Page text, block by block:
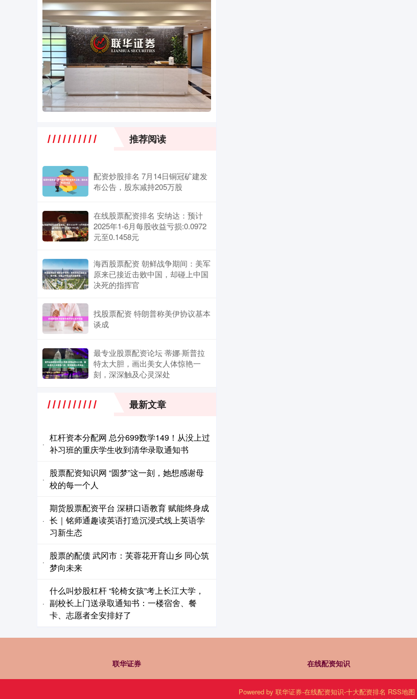
推荐阅读
配资炒股排名 7月14日铜冠矿建发
布公告，股东减持205万股
在线股票配资排名 安纳达：预计
2025年1-6月每股收益亏损:0.0972
元至0.1458元
海西股票配资 朝鲜战争期间：美军
原来已接近击败中国，却碰上中国
决死的指挥官
找股票配资 特朗普称美伊协议基本
谈成
最专业股票配资论坛 蒂娜·斯普拉
特太大胆，画出美女人体惊艳一
刻，深深触及心灵深处
最新文章
·
杠杆资本分配网 总分699数学149！从没上过
补习班的重庆学生收到清华录取通知书
·
股票配资知识网 “圆梦”这一刻，她想感谢母
校的每一个人
·
期货股票配资平台 深耕口语教育 赋能终身成
长｜铭师通趣读英语打造沉浸式线上英语学
习新生态
·
股票的配债 武冈市：芙蓉花开育山乡 同心筑
梦向未来
·
什么叫炒股杠杆 “轮椅女孩”考上长江大学，
副校长上门送录取通知书：一楼宿舍、餐
卡、志愿者全安排好了
联华证券 在线配资知识
Powered by 联华证券-在线配资知识-十大配资排名 RSS地图